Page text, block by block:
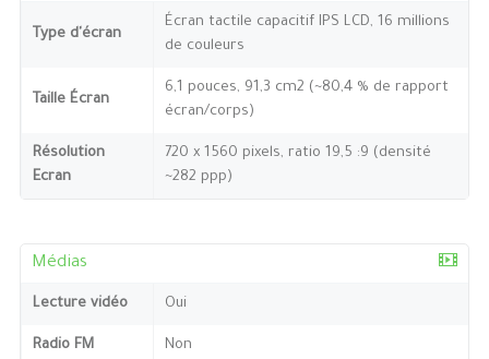
Type d'écran
Écran tactile capacitif IPS LCD, 16 millions
de couleurs
Taille Écran
6,1 pouces, 91,3 cm2 (~80,4 % de rapport
écran/corps)
Résolution
Ecran
720 x 1560 pixels, ratio 19,5 :9 (densité
~282 ppp)
Médias
Lecture vidéo Oui
Radio FM Non